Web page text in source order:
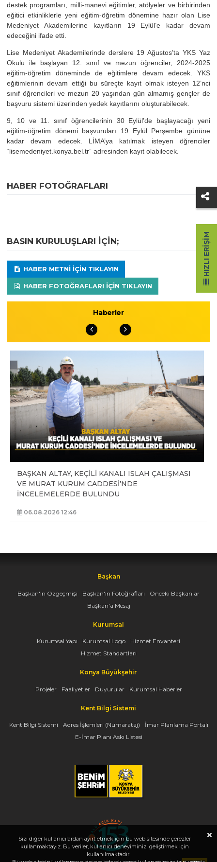
destek programları, milli-manevi eğitimler, atölyeler ve birbirinden
eğitici etkinliklerle yeni eğitim-öğretim dönemine hazır olan Lise
Medeniyet Akademilerine kayıtların 19 Eylül’e kadar devam
edeceğini ifade etti.
Lise Medeniyet Akademilerinde derslere 19 Ağustos’ta YKS Yaz
Okulu ile başlayan 12. sınıf ve mezun öğrenciler, 2024-2025
eğitim-öğretim döneminde de eğitimlere devam edecek. YKS
eğitimlerinin devam ettiği bu süreçte kayıt olmak isteyen 12’nci
sınıf öğrencileri ve mezun 20 yaşından gün almamış gençler de
başvuru sistemi üzerinden yedek kayıtlarını oluşturabilecek.
9, 10 ve 11. sınıf öğrencilerinin 30 Eylül’de başlayacağı yeni
eğitim-öğretim dönemi başvuruları 19 Eylül Perşembe gününe
kadar devam edecek. LİMA’ya katılmak isteyen öğrenciler
“lisemedeniyet.konya.bel.tr” adresinden kayıt olabilecek.
HABER FOTOĞRAFLARI
BASIN KURULUŞLARI IÇIN;
HABER METNI IÇIN TIKLAYIN
HABER FOTOĞRAFLARI IÇIN TIKLAYIN
Haberler
BAŞKAN ALTAY, KEÇİLİ KANALI ISLAH ÇALIŞMASI
VE MURAT KURUM CADDESİ’NDE
İNCELEMELERDE BULUNDU
06.08.2026 12:46
Başkan
Başkan'ın Özgeçmişi Başkan'ın Fotoğrafları
Önceki Başkanlar
Başkan'a Mesaj
Kurumsal
Kurumsal Yapı Kurumsal Logo
Hizmet Envanteri
Hizmet Standartları
Konya Büyükşehir
Projeler Faaliyetler Duyurular Kurumsal Haberler
Kent Bilgi Sistemi
Kent Bilgi Sistemi Adres İşlemleri (Numarataj)
İmar Planlama Portalı
E-İmar Planı Askı Listesi
HIZLI ERIŞIM
Sizi diğer kullanıcılardan ayırt etmek için bu web sitesinde çerezler
kullanmaktayız. Bu veriler, kullanıcı deneyiminizi geliştirmek için
kullanılmaktadır.